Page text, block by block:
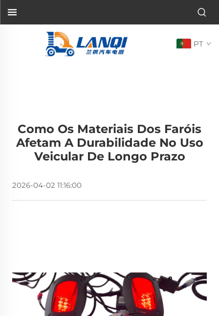
PT
Como Os Materiais Dos Faróis
Afetam A Durabilidade No Uso
Veicular De Longo Prazo
2026-04-02 11:16:00